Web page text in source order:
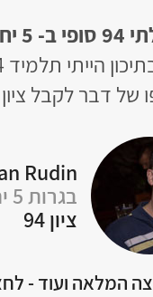
יחידות!
יחידות עם קשיים לא קטנים,
של דבר לקבל
Rudin
בגרות 5 יחידות
ציון 94
המלאה ועוד -